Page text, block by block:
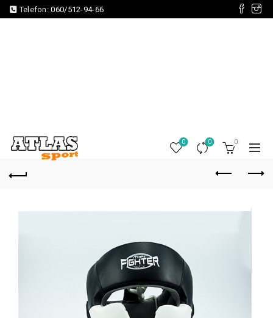
Telefon:060/512-94-66
0 0 0